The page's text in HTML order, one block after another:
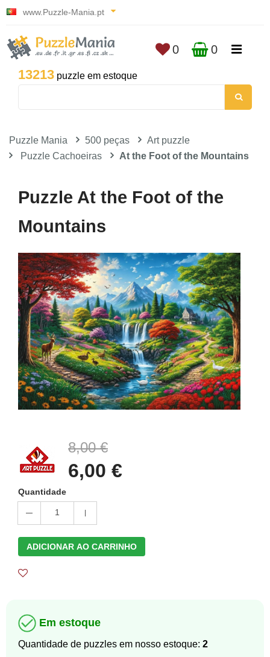
www.Puzzle-Mania.pt
13213 puzzle em estoque
0 0
Puzzle Mania 500 peças
Art puzzle
Puzzle Cachoeiras
At the Foot of the Mountains
Puzzle At the Foot of the
Mountains
8,00 €
6,00 €
Quantidade
1
ADICIONAR AO CARRINHO
Em estoque
Quantidade de puzzles em nosso estoque: 2